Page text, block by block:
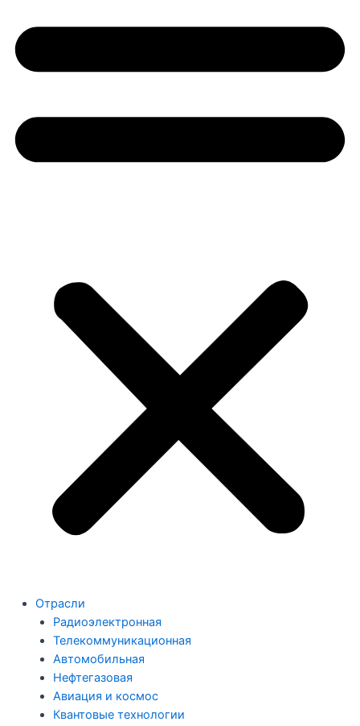
Отрасли
Радиоэлектронная
Телекоммуникационная
Автомобильная
Нефтегазовая
Авиация и космос
Квантовые технологии